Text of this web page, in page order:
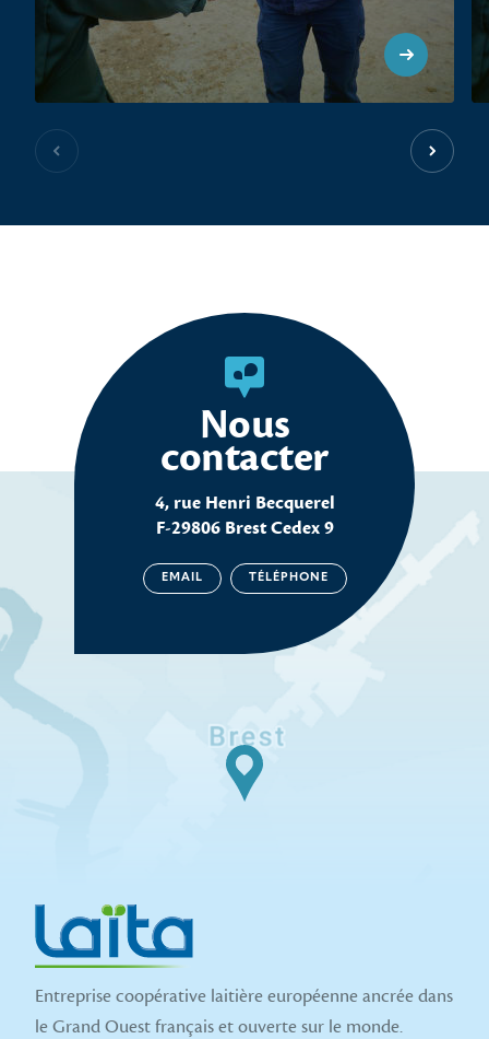
Slide précédente Slide
Nous
contacter
4, rue Henri Becquerel
F-29806 Brest Cedex 9
EMAIL TÉLÉPHONE
Entreprise coopérative laitière européenne ancrée dans
le Grand Ouest français et ouverte sur le monde.